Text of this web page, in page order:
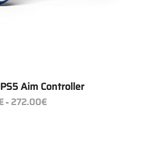
Aim Controller
– 272.00€Preisspanne:
149.00€